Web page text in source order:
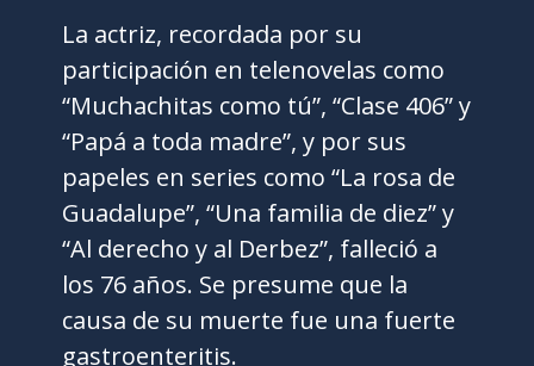
La actriz, recordada por su
participación en telenovelas como
“Muchachitas como tú”, “Clase 406” y
“Papá a toda madre”, y por sus
papeles en series como “La rosa de
Guadalupe”, “Una familia de diez” y
“Al derecho y al Derbez”, falleció a
los 76 años. Se presume que la
causa de su muerte fue una fuerte
gastroenteritis.